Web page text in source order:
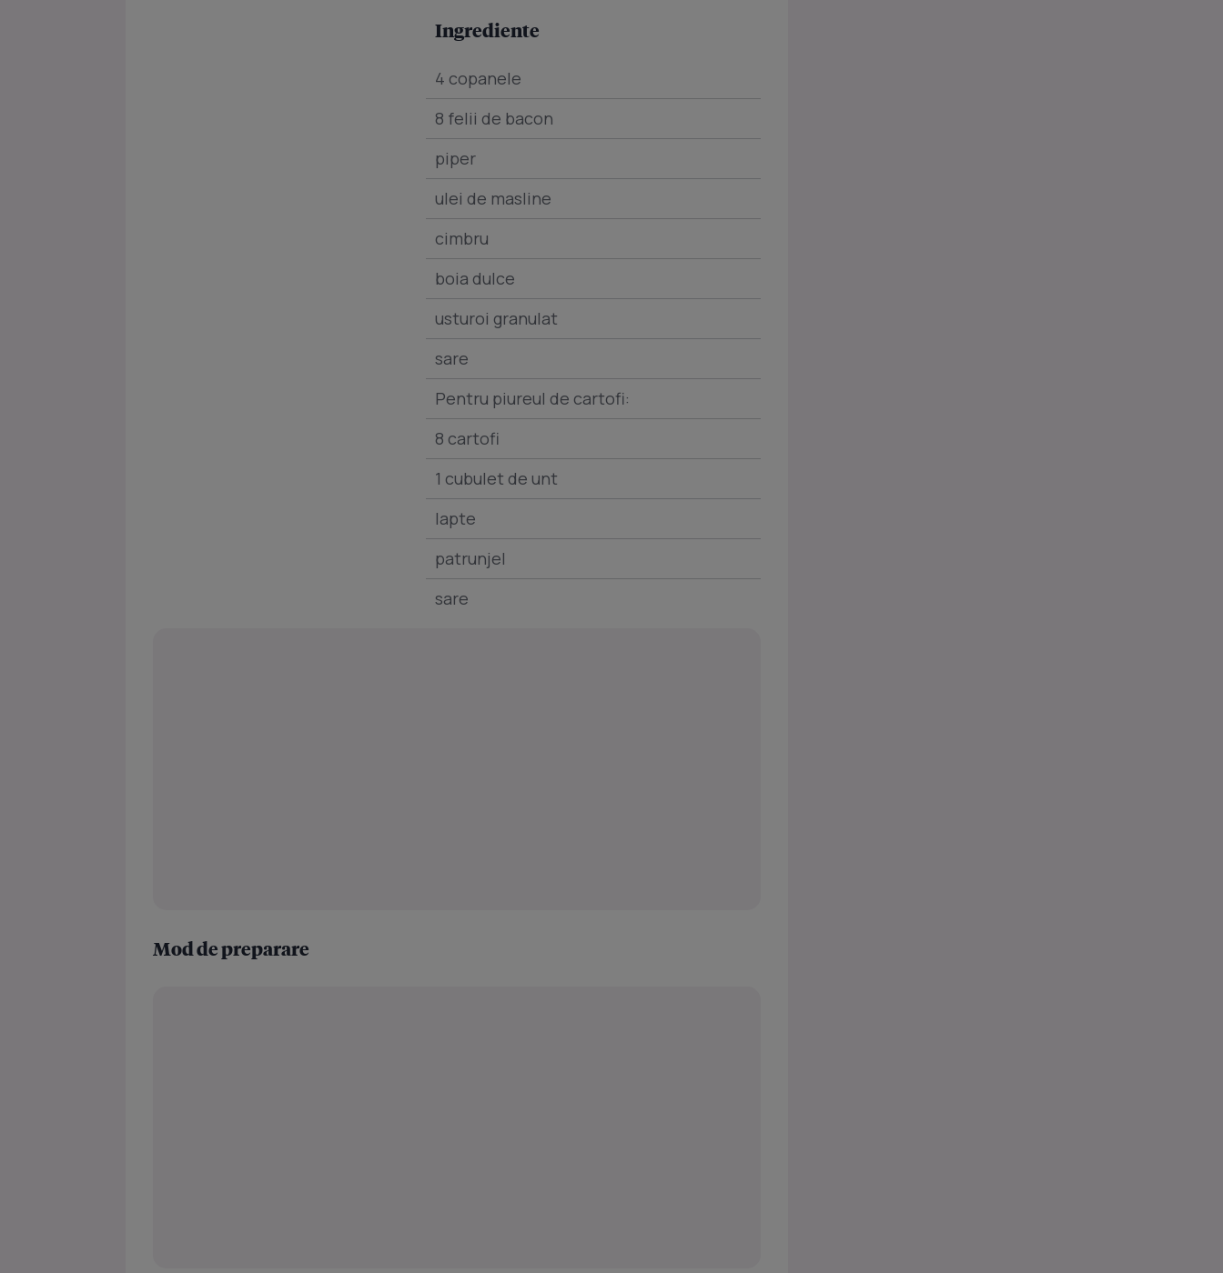
Ingrediente
4 copanele
8 felii de bacon
piper
ulei de masline
cimbru
boia dulce
usturoi granulat
sare
Pentru piureul de cartofi:
8 cartofi
1 cubulet de unt
lapte
patrunjel
sare
Mod de preparare